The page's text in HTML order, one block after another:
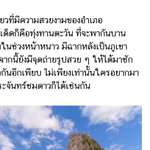
วที่มีความสวยงามของอำเภอ
ด็ดก็คือทุ่งทานตะวัน ที่จะพากันบาน
นช่วงหน้าหนาว มีฉากหลังเป็นภูเขา
กนี้ยังมีจุดถ่ายรูปสวย ๆ ให้ได้มาชัก
นอีกเพียบ ไม่เพียงเท่านั้นใครอยากมา
จันทร์ชมดาวก็ได้เช่นกัน